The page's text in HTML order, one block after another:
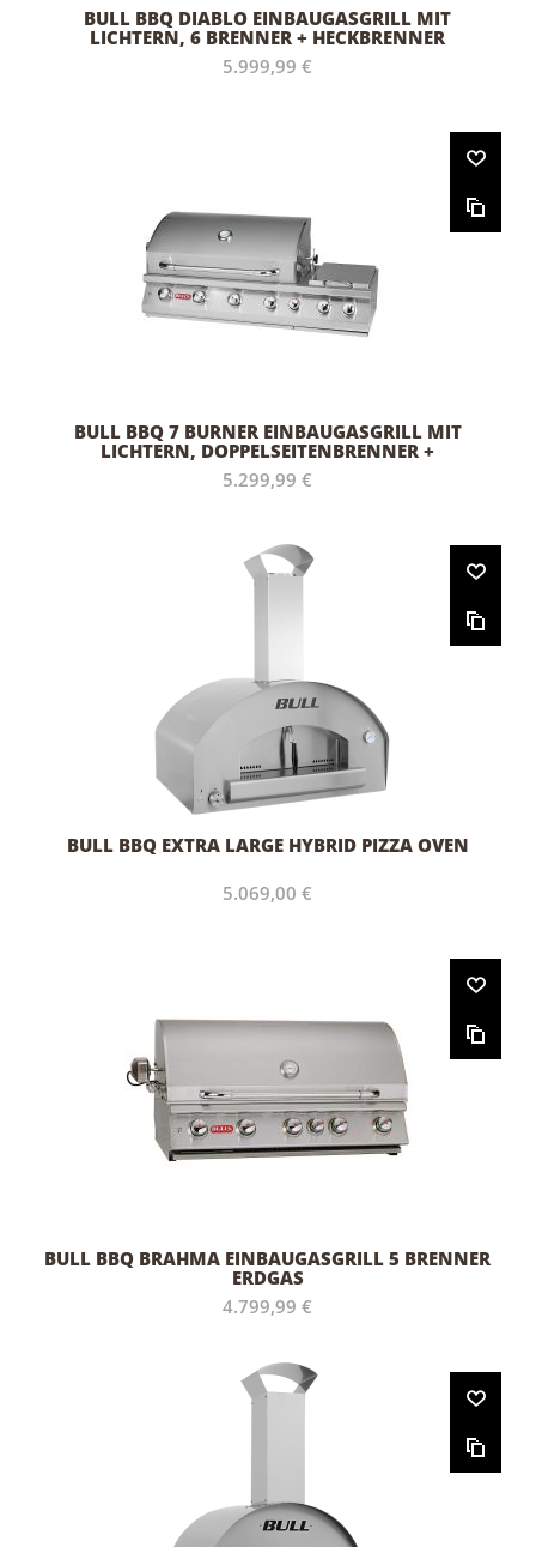
BULL BBQ DIABLO EINBAUGASGRILL MIT
LICHTERN, 6 BRENNER + HECKBRENNER
5.999,99 €
BULL BBQ 7 BURNER EINBAUGASGRILL MIT
LICHTERN, DOPPELSEITENBRENNER +
HECKBRENNER
5.299,99 €
BULL BBQ EXTRA LARGE HYBRID PIZZA OVEN
5.069,00 €
BULL BBQ BRAHMA EINBAUGASGRILL 5 BRENNER
ERDGAS
4.799,99 €